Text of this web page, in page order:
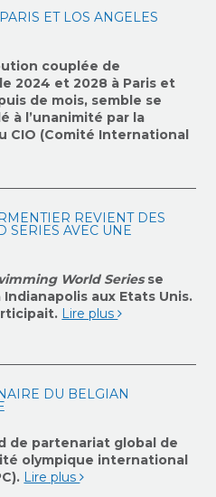
ET LOS ANGELES
couplée de
2024 et 2028 à Paris et
de mois, semble se
à l’unanimité par la
CIO (Comité International
REVIENT DES
SERIES AVEC UNE
World Seriesse
aux Etats Unis.
Lire plus
DU BELGIAN
de partenariat global de
olympique international
Lire plus